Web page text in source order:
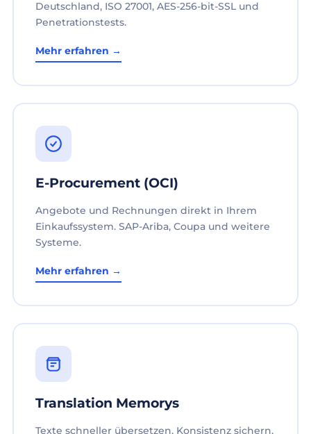
Deutschland, ISO 27001, AES-256-bit-SSL und
Penetrationstests.
Mehr erfahren →
E-Procurement (OCI)
Angebote und Rechnungen direkt in Ihrem
Einkaufssystem. SAP-Ariba, Coupa und weitere
Systeme.
Mehr erfahren →
Translation Memorys
Texte schneller übersetzen, Konsistenz sichern,